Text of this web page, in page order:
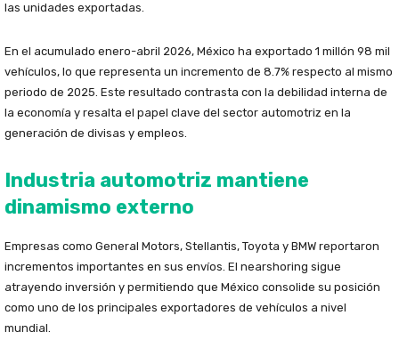
las unidades exportadas.
En el acumulado enero-abril 2026, México ha exportado 1 millón 98 mil
vehículos, lo que representa un incremento de 8.7% respecto al mismo
periodo de 2025. Este resultado contrasta con la debilidad interna de
la economía y resalta el papel clave del sector automotriz en la
generación de divisas y empleos.
Industria automotriz mantiene
dinamismo externo
Empresas como General Motors, Stellantis, Toyota y BMW reportaron
incrementos importantes en sus envíos. El nearshoring sigue
atrayendo inversión y permitiendo que México consolide su posición
como uno de los principales exportadores de vehículos a nivel
mundial.